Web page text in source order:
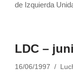
de Izquierda
LDC –
16/06/1997